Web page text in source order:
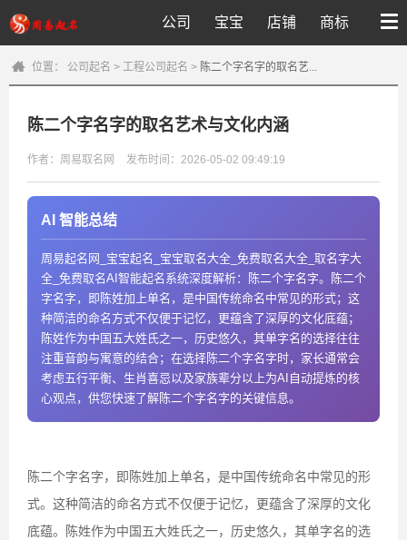
公司 宝宝 店铺 商标
位置： 公司起名 > 工程公司起名 > 陈二个字名字的取名艺...
陈二个字名字的取名艺术与文化内涵
作者：周易取名网 发布时间：2026-05-02 09:49:19
AI 智能总结
周易起名网_宝宝起名_宝宝取名大全_免费取名大全_取名字大
全_免费取名AI智能起名系统深度解析：陈二个字名字。陈二个
字名字，即陈姓加上单名，是中国传统命名中常见的形式；这
种简洁的命名方式不仅便于记忆，更蕴含了深厚的文化底蕴；
陈姓作为中国五大姓氏之一，历史悠久，其单字名的选择往往
注重音韵与寓意的结合；在选择陈二个字名字时，家长通常会
考虑五行平衡、生肖喜忌以及家族辈分以上为AI自动提炼的核
心观点，供您快速了解陈二个字名字的关键信息。
陈二个字名字，即陈姓加上单名，是中国传统命名中常见的形
式。这种简洁的命名方式不仅便于记忆，更蕴含了深厚的文化
底蕴。陈姓作为中国五大姓氏之一，历史悠久，其单字名的选